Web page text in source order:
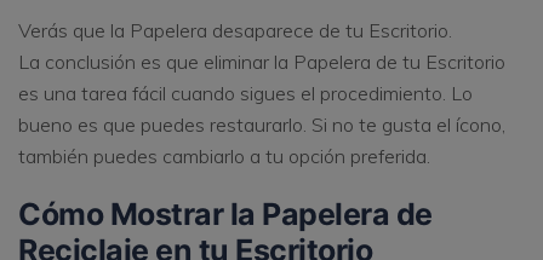
Verás que la Papelera desaparece de tu Escritorio.
La conclusión es que eliminar la Papelera de tu Escritorio
es una tarea fácil cuando sigues el procedimiento. Lo
bueno es que puedes restaurarlo. Si no te gusta el ícono,
también puedes cambiarlo a tu opción preferida.
Cómo Mostrar la Papelera de
Reciclaje en tu Escritorio